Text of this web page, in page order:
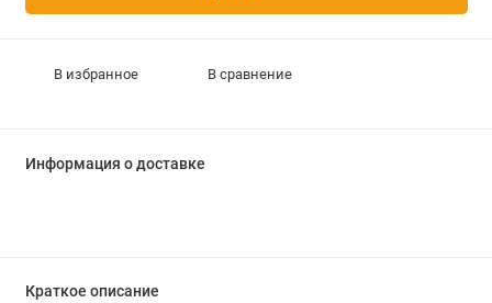
В избранное В сравнение
Информация о доставке
Краткое описание